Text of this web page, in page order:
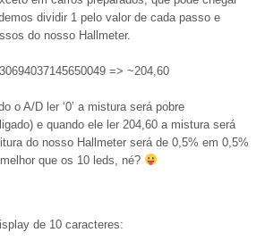
dividir 1 pelo valor de cada passo e
do nosso Hallmeter.
=> ~204,60
o A/D ler ‘0’ a mistura será pobre
e quando ele ler 204,60 a mistura será
do nosso Hallmeter será de 0,5% em 0,5%
que os 10 leds, né?
de 10 caracteres: